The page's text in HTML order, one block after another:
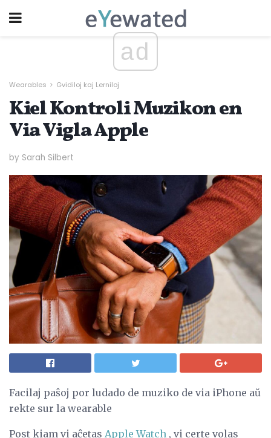
ad
Wearables Gvidiloj kaj Lerniloj
Kiel Kontroli Muzikon en
Via Vigla Apple
by Sarah Silbert
Facilaj paŝoj por ludado de muziko de via iPhone aŭ
rekte sur la wearable
Post kiam vi aĉetas Apple Watch , vi certe volas